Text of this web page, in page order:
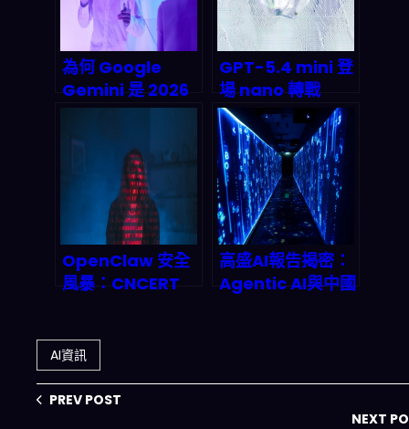
為何 Google
Gemini 是 2026
年自動化創業者不
可錯過的頂級盟
友？深度剖析其商
業價值與未來趨勢
GPT-5.4 mini 登
場 nano 轉戰
API：OpenAI 輕
量化模型的產業戰
略解析
OpenClaw 安全
風暴：CNCERT
致命裂痕
高盛AI報告揭密：
Agentic AI與中國
AI資訊
PREV POST
NEXT